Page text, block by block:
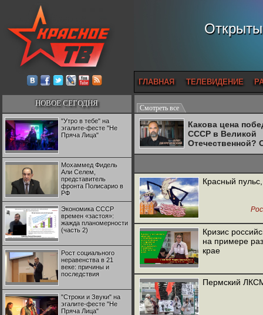
ГЛАВНАЯ ТЕЛЕВИДЕНИЕ
НОВОЕ СЕГОДНЯ
"Утро в тебе" на
эгалите-фесте "Не
Пряча Лица"
Мохаммед Фидель
Али Селем,
представитель
фронта Полисарио в
РФ
Экономика СССР
времен «застоя»:
жажда планомерности
(часть 2)
Рост социального
неравенства в 21
веке: причины и
последствия
"Строки и Звуки" на
эгалите-фесте "Не
Пряча Лица"
Смотреть все
Какова цена
СССР в Великой
Отечественной?
Двуреченский о
Красный
Кризис
на примере
крае
Пермский